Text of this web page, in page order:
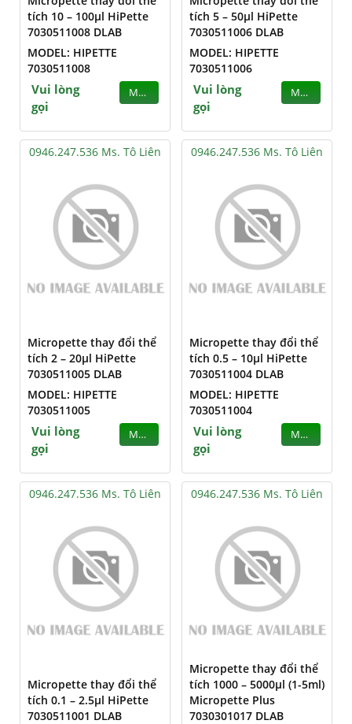
tích 10 – 100µl HiPette
7030511008 DLAB
MODEL: HIPETTE
7030511008
Vui lòng
gọi
MUA
tích 5 – 50µl HiPette
7030511006 DLAB
MODEL: HIPETTE
7030511006
Vui lòng
gọi
MUA
0946.247.536 Ms. Tô Liên
Micropette thay đổi thể
tích 2 – 20µl HiPette
7030511005 DLAB
MODEL: HIPETTE
7030511005
Vui lòng
gọi
MUA
0946.247.536 Ms. Tô Liên
Micropette thay đổi thể
tích 0.5 – 10µl HiPette
7030511004 DLAB
MODEL: HIPETTE
7030511004
Vui lòng
gọi
MUA
0946.247.536 Ms. Tô Liên
Micropette thay đổi thể
tích 0.1 – 2.5µl HiPette
7030511001 DLAB
0946.247.536 Ms. Tô Liên
Micropette thay đổi thể
tích 1000 – 5000µl (1-5ml)
Micropette Plus
7030301017 DLAB